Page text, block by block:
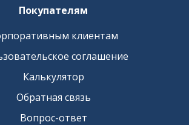
Покупателям
клиентам
соглашение
Калькулятор
Обратная связь
Вопрос-ответ